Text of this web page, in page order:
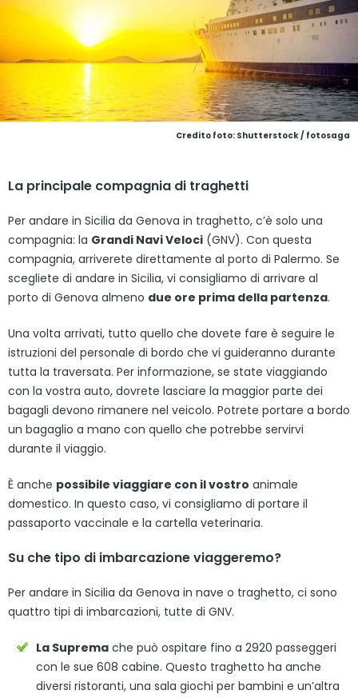
Credito foto: Shutterstock / fotosaga
La principale compagnia di traghetti
Per andare in Sicilia da Genova in traghetto, c’è solo una
compagnia: la Grandi Navi Veloci (GNV). Con questa
compagnia, arriverete direttamente al porto di Palermo. Se
scegliete di andare in Sicilia, vi consigliamo di arrivare al
porto di Genova almeno due ore prima della partenza.
Una volta arrivati, tutto quello che dovete fare è seguire le
istruzioni del personale di bordo che vi guideranno durante
tutta la traversata. Per informazione, se state viaggiando
con la vostra auto, dovrete lasciare la maggior parte dei
bagagli devono rimanere nel veicolo. Potrete portare a bordo
un bagaglio a mano con quello che potrebbe servirvi
durante il viaggio.
È anche possibile viaggiare con il vostro animale
domestico. In questo caso, vi consigliamo di portare il
passaporto vaccinale e la cartella veterinaria.
Su che tipo di imbarcazione viaggeremo?
Per andare in Sicilia da Genova in nave o traghetto, ci sono
quattro tipi di imbarcazioni, tutte di GNV.
La Suprema che può ospitare fino a 2920 passeggeri
con le sue 608 cabine. Questo traghetto ha anche
diversi ristoranti, una sala giochi per bambini e un’altra